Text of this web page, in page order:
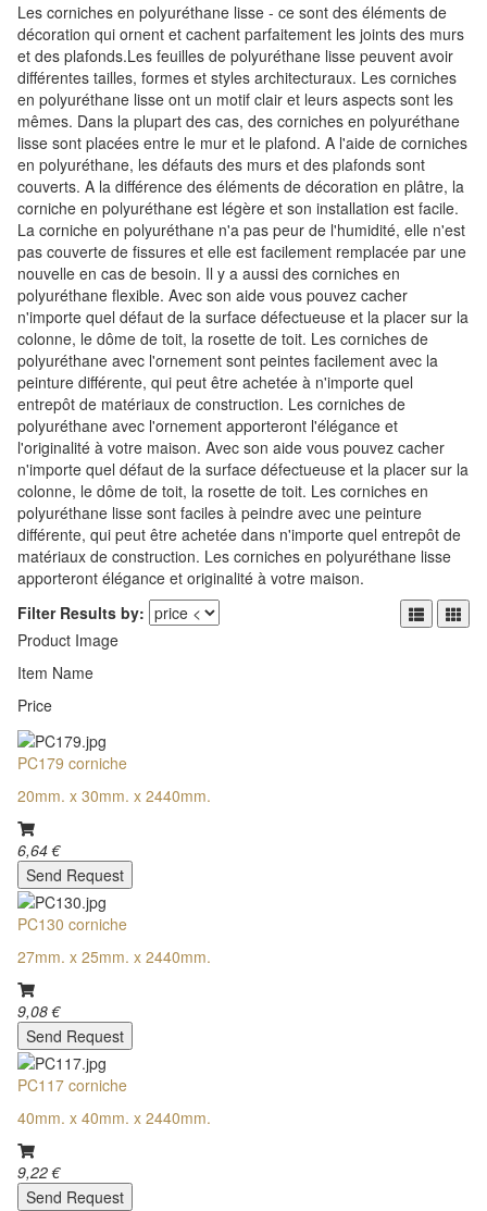
Les corniches en polyuréthane lisse - ce sont des éléments de
décoration qui ornent et cachent parfaitement les joints des murs
et des plafonds.Les feuilles de polyuréthane lisse peuvent avoir
différentes tailles, formes et styles architecturaux. Les corniches
en polyuréthane lisse ont un motif clair et leurs aspects sont les
mêmes. Dans la plupart des cas, des corniches en polyuréthane
lisse sont placées entre le mur et le plafond. A l'aide de corniches
en polyuréthane, les défauts des murs et des plafonds sont
couverts. A la différence des éléments de décoration en plâtre, la
corniche en polyuréthane est légère et son installation est facile.
La corniche en polyuréthane n'a pas peur de l'humidité, elle n'est
pas couverte de fissures et elle est facilement remplacée par une
nouvelle en cas de besoin. Il y a aussi des corniches en
polyuréthane flexible. Avec son aide vous pouvez cacher
n'importe quel défaut de la surface défectueuse et la placer sur la
colonne, le dôme de toit, la rosette de toit. Les corniches de
polyuréthane avec l'ornement sont peintes facilement avec la
peinture différente, qui peut être achetée à n'importe quel
entrepôt de matériaux de construction. Les corniches de
polyuréthane avec l'ornement apporteront l'élégance et
l'originalité à votre maison. Avec son aide vous pouvez cacher
n'importe quel défaut de la surface défectueuse et la placer sur la
colonne, le dôme de toit, la rosette de toit. Les corniches en
polyuréthane lisse sont faciles à peindre avec une peinture
différente, qui peut être achetée dans n'importe quel entrepôt de
matériaux de construction. Les corniches en polyuréthane lisse
apporteront élégance et originalité à votre maison.
Filter Results by:
Product Image
Item Name
Price
PC179 corniche
20mm. x 30mm. x 2440mm.
6,64 €
Send Request
PC130 corniche
27mm. x 25mm. x 2440mm.
9,08 €
Send Request
PC117 corniche
40mm. x 40mm. x 2440mm.
9,22 €
Send Request